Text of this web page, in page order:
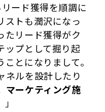
ード獲得を順調に
ストも潤沢になっ
たリード獲得がク
ップとして掘り起
とになりまして。
ネルを設計したり
マーケティング施
」